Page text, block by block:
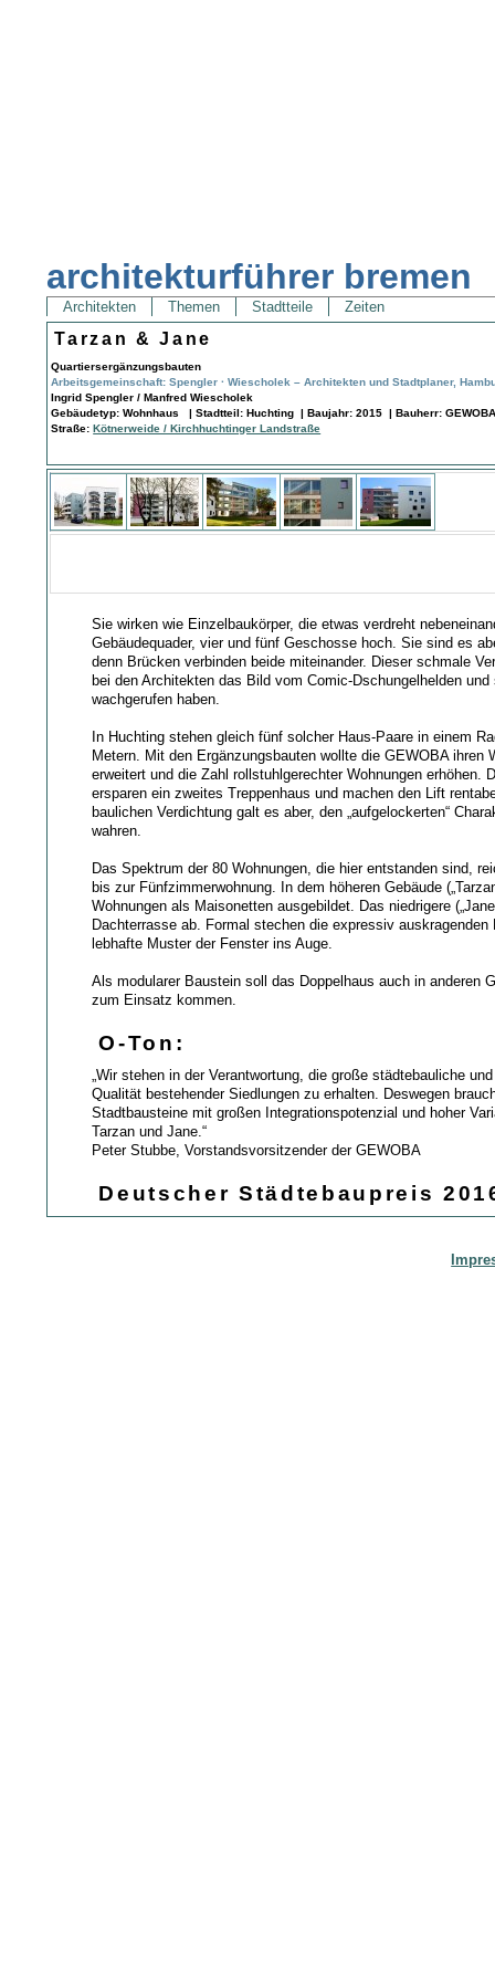
architekturführer bremen
Architekten Themen Stadtteile Zeiten
Tarzan & Jane
Quartiersergänzungsbauten
Arbeitsgemeinschaft: Spengler · Wiescholek – Architekten und Stadtplaner,
Ingrid Spengler / Manfred Wiescholek
Gebäudetyp: Wohnhaus | Stadtteil: Huchting | Baujahr: 2015 | Bauherr:
Straße:Kötnerweide / Kirchhuchtinger Landstraße
Sie wirken wie Einzelbaukörper, die etwas verdreht
Gebäudequader, vier und fünf Geschosse hoch. Sie sind es
denn Brücken verbinden beide miteinander. Dieser schmale
bei den Architekten das Bild vom Comic-Dschungelhelden und
wachgerufen haben.
In Huchting stehen gleich fünf solcher Haus-Paare in einem
Metern. Mit den Ergänzungsbauten wollte die GEWOBA ihren
erweitert und die Zahl rollstuhlgerechter Wohnungen erhöhen.
ersparen ein zweites Treppenhaus und machen den Lift
baulichen Verdichtung galt es aber, den „aufgelockerten“
wahren.
Das Spektrum der 80 Wohnungen, die hier entstanden sind,
bis zur Fünfzimmerwohnung. In dem höheren Gebäude
Wohnungen als Maisonetten ausgebildet. Das niedrigere
Dachterrasse ab. Formal stechen die expressiv auskragenden
lebhafte Muster der Fenster ins Auge.
Als modularer Baustein soll das Doppelhaus auch in anderen
zum Einsatz kommen.
O-Ton:
„Wir stehen in der Verantwortung, die große städtebauliche
Qualität bestehender Siedlungen zu erhalten. Deswegen
Stadtbausteine mit großen Integrationspotenzial und hoher
Tarzan und Jane.“
Peter Stubbe, Vorstandsvorsitzender der GEWOBA
Deutscher Städtebaupreis